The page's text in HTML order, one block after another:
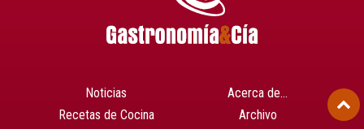
Noticias
Recetas de Cocina
Acerca de…
Archivo